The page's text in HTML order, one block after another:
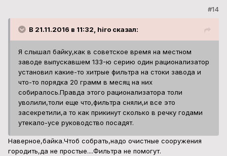
#14
В 21.11.2016 в 11:32, hiro сказал:
Я слышал байку,как в советское время на местном
заводе выпускавшем 133-ю серию один рационализатор
установил какие-то хитрые фильтра на стоки завода и
что-то порядка 20 грамм в месяц на них
собиралось.Правда этого рационализатора толи
уволили,толи еще что,фильтра сняли,и все это
засекретили,а то как прикинут сколько в речку годами
утекало-усе руководство посадят.
Наверное,байка.Чтоб собрать,надо очистные сооружения
городить,да не простые....Фильтра не помогут.